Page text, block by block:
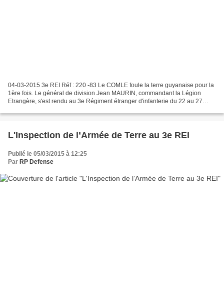
04-03-2015 3e REI Réf : 220 -83 Le COMLE foule la terre guyanaise pour la
1ère fois. Le général de division Jean MAURIN, commandant la Légion
Etrangère, s'est rendu au 3e Régiment étranger d'infanterie du 22 au 27
L'Inspection de l’Armée de Terre au 3e REI
Publié le 05/03/2015 à 12:25
Par RP Defense